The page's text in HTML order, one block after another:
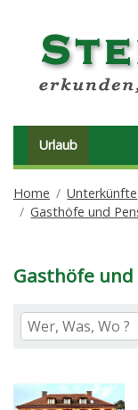
Urlaub
Home Unterkünfte
Gasthöfe und
Gasthöfe